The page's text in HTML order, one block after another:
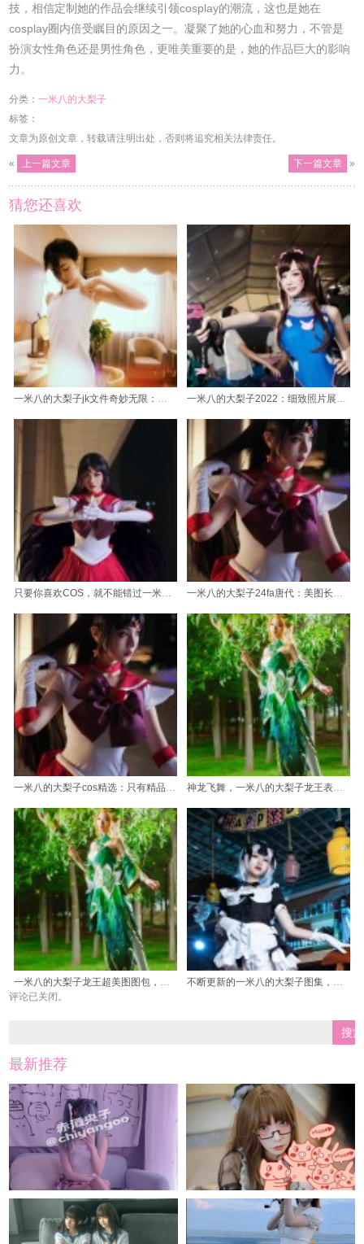
技，相信定制她的作品会继续引领cosplay的潮流，这也是她在
cosplay圈内倍受瞩目的原因之一。凝聚了她的心血和努力，不管是
扮演女性角色还是男性角色，更唯美重要的是，她的作品巨大的影响
力。
分类：一米八的大梨子
标签：
文章为原创文章，转载请注明出处，否则将追究相关法律责任。
« 上一篇文章 下一篇文章 »
猜您还喜欢
一米八的大梨子jk文件奇妙无限：原创作品欣赏 一米八的大梨子2022：细致照片展示，完美呈现每一个角落
只要你喜欢COS，就不能错过一米八的大梨子乐摄图的作品合集 一米八的大梨子24fa唐代：美图长存，芳华不减
一米八的大梨子cos精选：只有精品不容错过 神龙飞舞，一米八的大梨子龙王表情包摄影作品唯美至极
一米八的大梨子龙王超美图图包，让你看到惊艳
不断更新的一米八的大梨子图集，你跟上了吗？
评论已关闭。
最新推荐